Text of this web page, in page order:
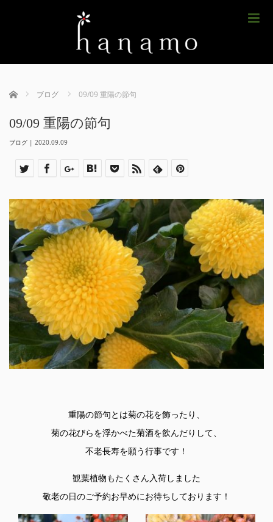
ホーム ブログ 09/09 重陽の節句
09/09 重陽の節句
ブログ | 2020.09.09
重陽の節句とは菊の花を飾ったり、
菊の花びらを浮かべた菊酒を飲んだりして、
不老長寿を願う行事です！
観葉植物もたくさん入荷しました
敬老の日のご予約お早めにお待ちしております！